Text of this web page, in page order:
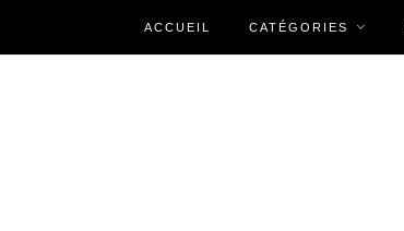
ACCUEIL CATÉGORIES